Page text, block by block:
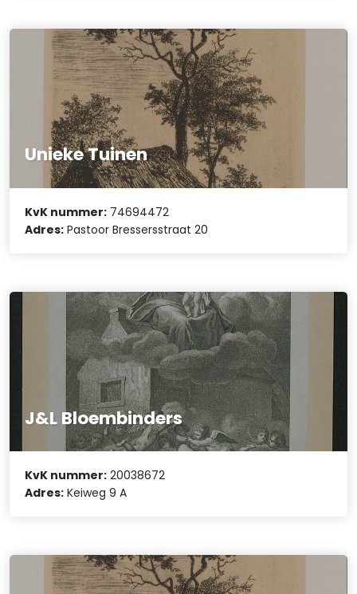
Unieke Tuinen
KvK nummer: 74694472
Adres: Pastoor Bressersstraat 20
J&L Bloembinders
KvK nummer: 20038672
Adres: Keiweg 9 A